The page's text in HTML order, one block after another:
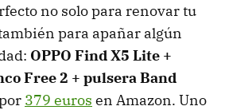
no solo para renovar tu
para apañar algún
OPPO Find X5 Lite +
Free 2 + pulsera Band
379 euros en Amazon. Uno